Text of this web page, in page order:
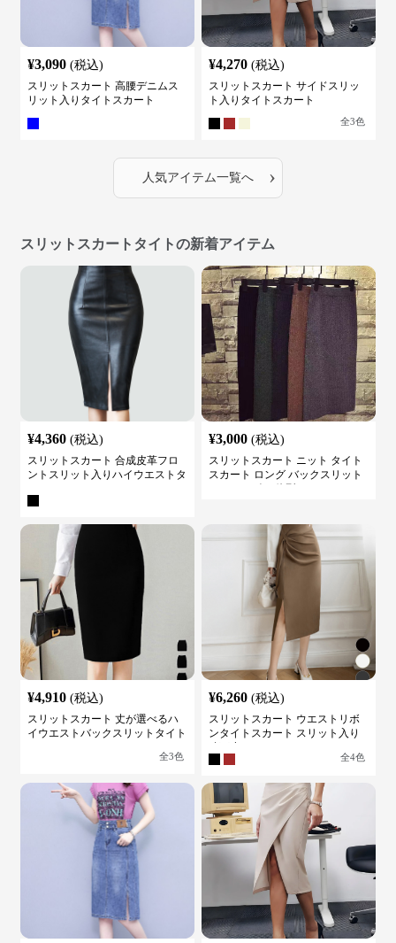
¥3,090 (税込)
スリットスカート 高腰デニムス
リット入りタイトスカート
¥4,270 (税込)
スリットスカート サイドスリッ
ト入りタイトスカート
全3色
人気アイテム一覧へ ›
スリットスカートタイトの新着アイテム
¥4,360 (税込)
スリットスカート 合成皮革フロ
ントスリット入りハイウエストタ
¥3,000 (税込)
スリットスカート ニット タイト
スカート ロング バックスリット
¥4,910 (税込)
スリットスカート 丈が選べるハ
イウエストバックスリットタイト
全3色
¥6,260 (税込)
スリットスカート ウエストリボ
ンタイトスカート スリット入り
全4色